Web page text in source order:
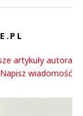
artykuły autora
Napisz wiadomość